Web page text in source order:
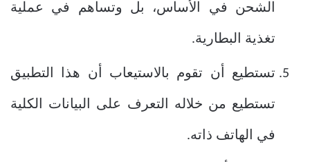
الشحن في الأساس، بل وتساهم في عملية
تغذية البطارية.
تستطيع أن تقوم بالاستيعاب أن هذا التطبيق
تستطيع من خلاله التعرف على البيانات الكلية
في الهاتف ذاته.